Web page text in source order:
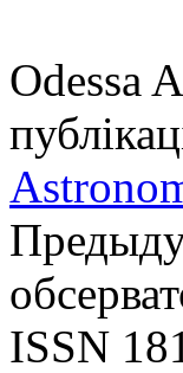
Odessa
ISSN